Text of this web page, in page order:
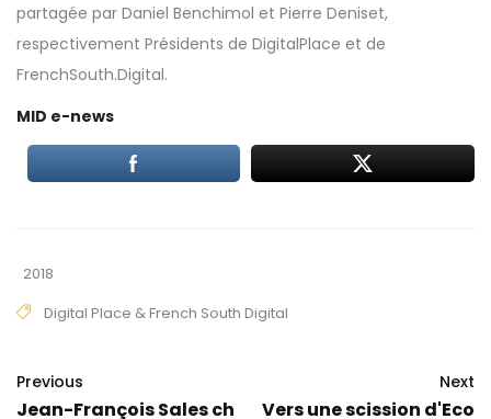
partagée par Daniel Benchimol et Pierre Deniset,
respectivement Présidents de DigitalPlace et de
FrenchSouth.Digital.
MID e-news
2018
Digital Place & French South Digital
Previous
Jean-François Sales ch
Next
Vers une scission d'Eco